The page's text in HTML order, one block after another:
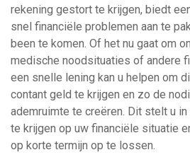
rekening gestort te krijgen, biedt
snel financiële problemen aan te
been te komen. Of het nu gaat om
medische noodsituaties of andere
een snelle lening kan u helpen om
contant geld te krijgen en zo de
ademruimte te creëren. Dit stelt u
te krijgen op uw financiële situatie
op korte termijn op te lossen.